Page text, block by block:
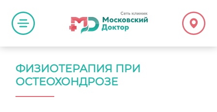
ФИЗИОТЕРАПИЯ ПРИ
ОСТЕОХОНДРОЗЕ